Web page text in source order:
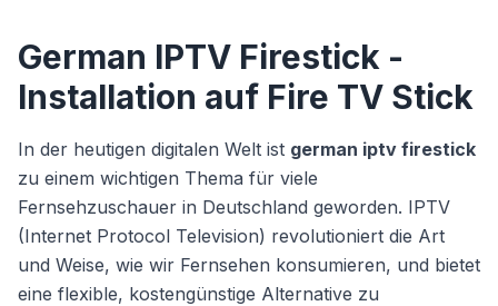
German IPTV Firestick -
Installation auf Fire TV Stick
In der heutigen digitalen Welt ist german iptv firestick
zu einem wichtigen Thema für viele
Fernsehzuschauer in Deutschland geworden. IPTV
(Internet Protocol Television) revolutioniert die Art
und Weise, wie wir Fernsehen konsumieren, und bietet
eine flexible, kostengünstige Alternative zu